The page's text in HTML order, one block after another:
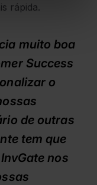
rápida.
muito boa
Success
o
de outras
tem que
nos